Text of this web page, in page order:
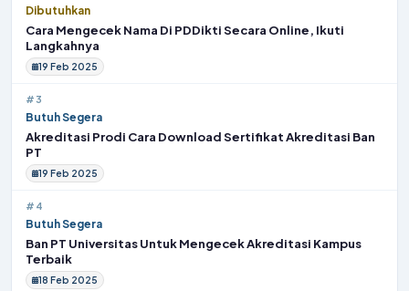
Dibutuhkan
Cara Mengecek Nama Di PDDikti Secara Online, Ikuti
Langkahnya
19 Feb 2025
#3
Butuh Segera
Akreditasi Prodi Cara Download Sertifikat Akreditasi Ban
PT
19 Feb 2025
#4
Butuh Segera
Ban PT Universitas Untuk Mengecek Akreditasi Kampus
Terbaik
18 Feb 2025